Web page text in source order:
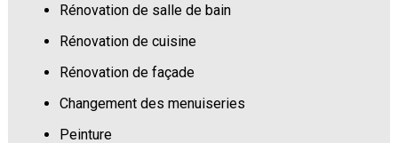
Rénovation de salle de bain
Rénovation de cuisine
Rénovation de façade
Changement des menuiseries
Peinture